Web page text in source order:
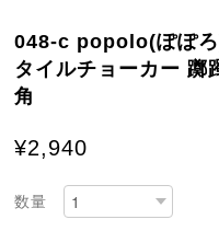
048-c popolo(ぽぽ
タイルチョーカー
角
¥2,940
数量